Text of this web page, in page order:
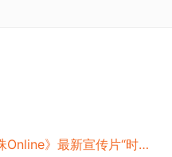
视频：《七龙珠Online》最新宣传片“时光探索”